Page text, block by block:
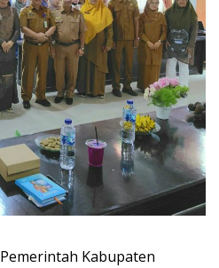
Pemerintah Kabupaten